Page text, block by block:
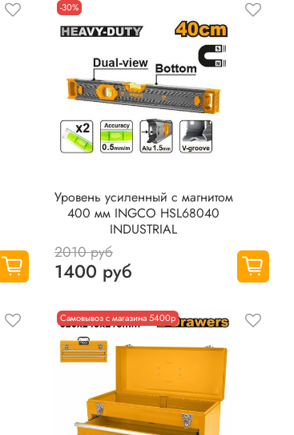
-30%
Уровень усиленный с магнитом
400 мм INGCO HSL68040
INDUSTRIAL
2010 руб
1400 руб
Самовывоз с магазина 5400р